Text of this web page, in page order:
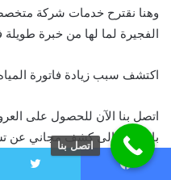
وهنا نقترح خدمات شركة
الفجيرة لما لها من خبرة
اكتشف سبب زيادة فاتورة
بالإضافة إلى كشف مجاني عن
الإصلاح.
اتصل بنا